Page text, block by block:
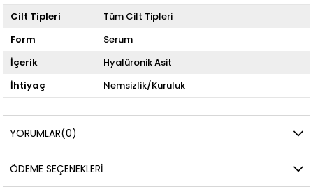
Cilt Tipleri
Tüm Cilt Tipleri
Form
Serum
İçerik
Hyalüronik Asit
İhtiyaç
Nemsizlik/Kuruluk
YORUMLAR(0)
ÖDEME SEÇENEKLERI